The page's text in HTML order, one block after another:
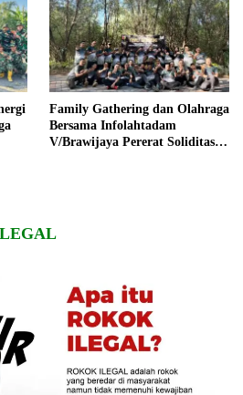
Family Gathering dan Olahraga
Bersama Infolahtadam
V/Brawijaya Pererat Soliditas